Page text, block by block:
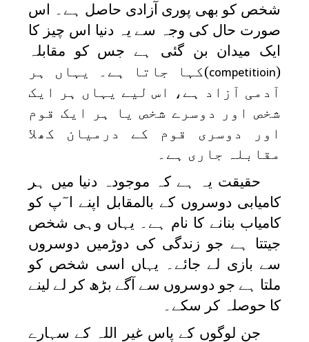
شخص کو بھی پوری آزادی حاصل ہے۔ اس
صورت حال کی وجہ سے یہ دنیا اس چیز کا
ایک میدان بن گئی ہے جس کو مقابلہ
(
competitioin)کہا جاتا ہے۔ یہاں ہر
آدمی آزاد ہے، اس لیے یہاں ہر ایک
شخص اور دوسرے شخص یا ہر ایک قوم
اور دوسری قوم کے درمیان کھلا
مقابلہ جاری ہے۔
حقیقت یہ ہے کہ موجودہ دنیا میں ہر
کامیابی دوسروں کے بالمقابل اپنے ا ٓپ کو
کامیاب بنانے کا نام ہے۔ یہاں وہی شخص
جیتتا ہے جو زندگی کی دوڑمیں دوسروں
سے بازی لے جائے۔ یہاں اسی شخص کو
ملتا ہے جو دوسروں سے آگے بڑھ کر لے لینے
کا حوصلہ کر سکے۔
جن لوگوں کے پاس غیر اللہ کے سہارے